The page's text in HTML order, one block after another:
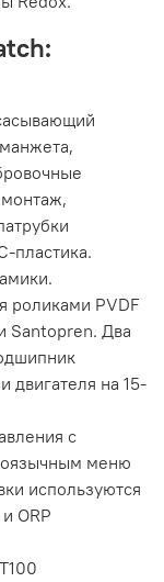
пластика.
роликами PVDF
Santopren. Два
двигателя на 15-
с
меню
используются
ORP